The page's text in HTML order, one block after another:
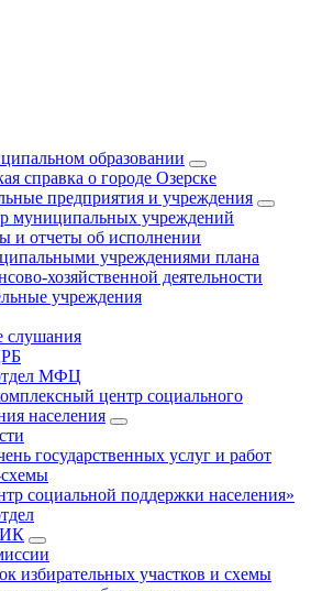
образовании
справка о городе Озерске
предприятия и учреждения
муниципальных учреждений
и отчеты об исполнении
учреждениями плана
хозяйственной деятельности
учреждения
слушания
МФЦ
центр социального
населения
государственных услуг и работ
социальной поддержки населения»
избирательных участков и схемы